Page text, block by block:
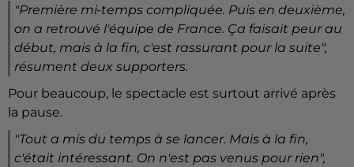
"Première mi-temps compliquée. Puis en deuxième,
on a retrouvé l'équipe de France. Ça faisait peur au
début, mais à la fin, c'est rassurant pour la suite",
résument deux supporters.
Pour beaucoup, le spectacle est surtout arrivé après
la pause.
"Tout a mis du temps à se lancer. Mais à la fin,
c'était intéressant. On n'est pas venus pour rien",